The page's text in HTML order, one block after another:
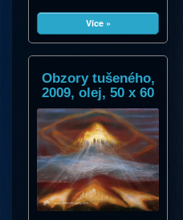
Více »
Obzory tušeného,
2009, olej, 50 x 60